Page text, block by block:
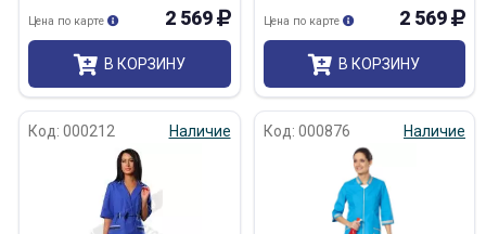
2 569
Цена по карте
В КОРЗИНУ
2 569
Цена по карте
В КОРЗИНУ
Код: 000212 Наличие Код: 000876 Наличие